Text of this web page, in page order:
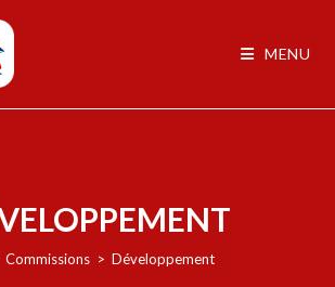
MENU
Commissions > Développement